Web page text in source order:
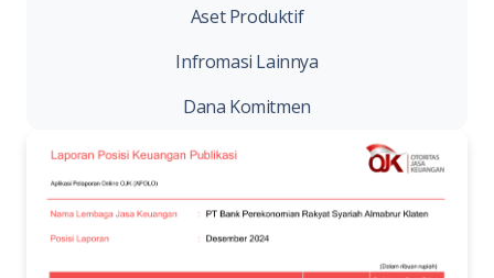
Aset Produktif
Infromasi Lainnya
Dana Komitmen